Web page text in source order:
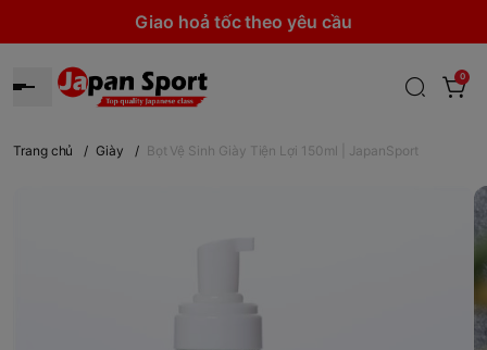
Giao hoả tốc theo yêu cầu
0
Trang chủ / Giày / Bọt Vệ Sinh Giày Tiện Lợi 150ml | JapanSport